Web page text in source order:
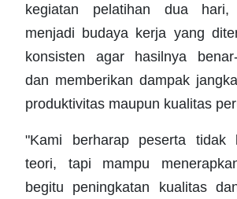
kegiatan pelatihan dua
menjadi budaya kerja yang
konsisten agar hasilnya
dan memberikan dampak
produktivitas maupun kualitas
"Kami berharap peserta tidak
teori, tapi mampu
begitu peningkatan kualitas